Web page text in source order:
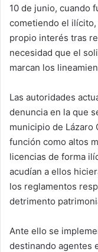
10 de junio, cuando
cometiendo el ilícito,
propio interés tras
necesidad que el
marcan los
Las autoridades
denuncia en la que
municipio de Lázaro
función como altos
licencias de forma
acudían a ellos
los reglamentos
detrimento
Ante ello se
destinando agentes